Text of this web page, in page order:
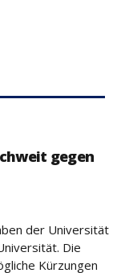
gegen
der Universität
Die
Kürzungen